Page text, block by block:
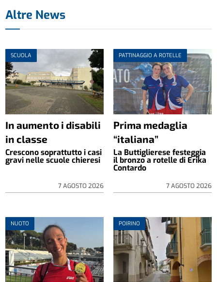
Altre News
SCUOLA
In aumento i disabili
in classe
Crescono soprattutto i casi
gravi nelle scuole chieresi
7 AGOSTO 2026
PATTINAGGIO A ROTELLE
Prima medaglia
“italiana”
La Buttiglierese festeggia
il bronzo a rotelle di Erika
Contardo
7 AGOSTO 2026
NUOTO POIRINO